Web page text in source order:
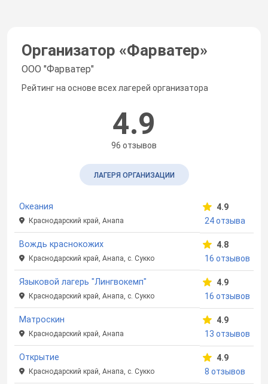
Организатор «Фарватер»
ООО "Фарватер"
Рейтинг на основе всех лагерей организатора
4.9
96 отзывов
ЛАГЕРЯ ОРГАНИЗАЦИИ
Океания
Краснодарский край, Анапа
4.9
24 отзыва
Вождь краснокожих
Краснодарский край, Анапа, с. Сукко
4.8
16 отзывов
Языковой лагерь "Лингвокемп"
Краснодарский край, Анапа, с. Сукко
4.9
16 отзывов
Матроскин
Краснодарский край, Анапа
4.9
13 отзывов
Открытие
Краснодарский край, Анапа, с. Сукко
4.9
8 отзывов